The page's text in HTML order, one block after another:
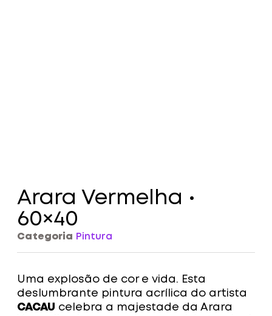
Arara Vermelha •
60×40
Categoria Pintura
Uma explosão de cor e vida. Esta
deslumbrante pintura acrílica do artista
CACAU celebra a majestade da Arara